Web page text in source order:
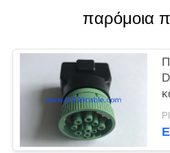
παρόμοια